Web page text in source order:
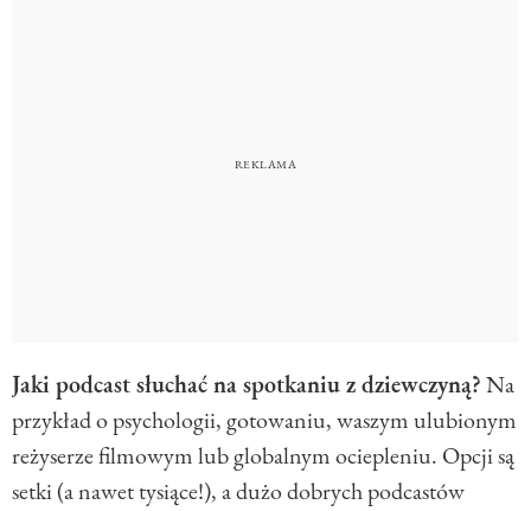
Jaki podcast słuchać na spotkaniu z dziewczyną?Na
przykład o psychologii, gotowaniu, waszym ulubionym
reżyserze filmowym lub globalnym ociepleniu. Opcji są
setki (a nawet tysiące!), a dużo dobrych podcastów